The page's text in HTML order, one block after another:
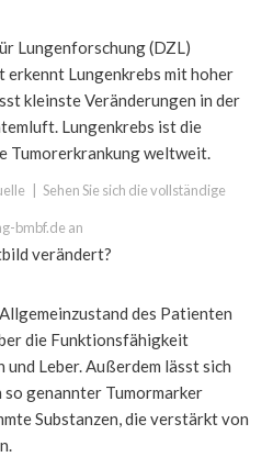
Lungenforschung (DZL)
Lungenkrebs mit hoher
kleinste Veränderungen in der
Lungenkrebs ist die
Tumorerkrankung weltweit.
Sehen Sie sich die vollständige
bmbf.de an
verändert?
des Patienten
die Funktionsfähigkeit
Leber. Außerdem lässt sich
so genannter Tumormarker
Substanzen, die verstärkt von